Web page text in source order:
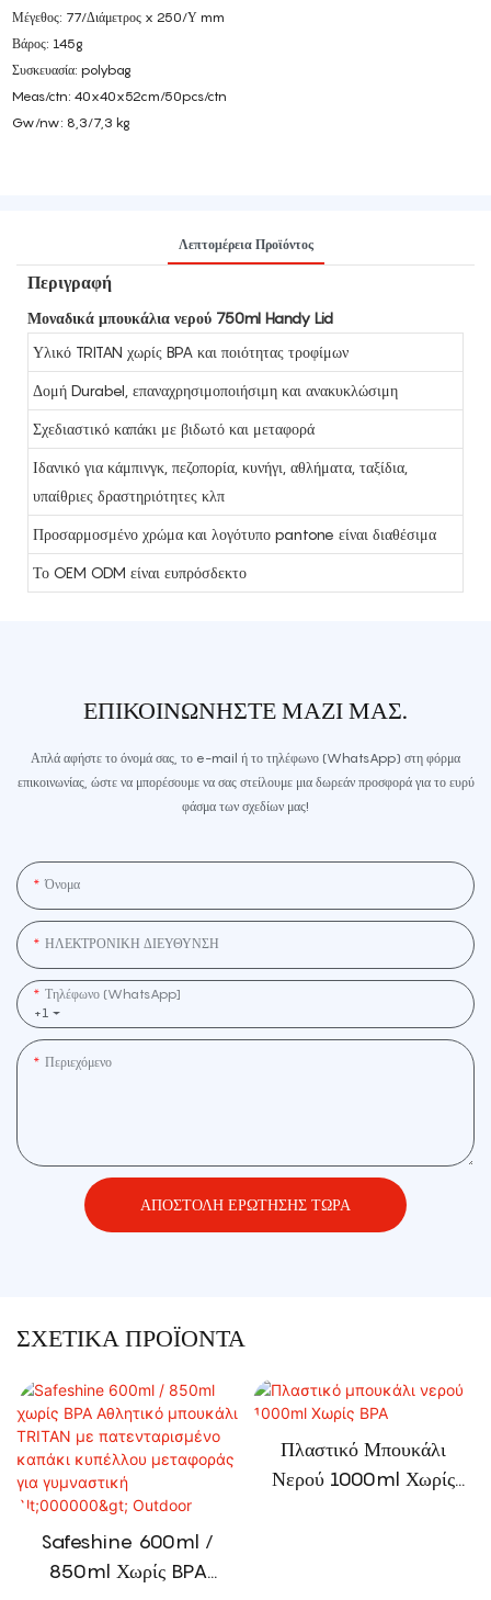
Μέγεθος: 77/Διάμετρος x 250/Υ mm
Βάρος: 145g
Συσκευασία: polybag
Meas/ctn: 40x40x52cm/50pcs/ctn
Gw/nw: 8,3/7,3 kg
Λεπτομέρεια Προϊόντος
Περιγραφή
Μοναδικά μπουκάλια νερού 750ml Handy Lid
Υλικό TRITAN χωρίς BPA και ποιότητας τροφίμων
Δομή Durabel, επαναχρησιμοποιήσιμη και ανακυκλώσιμη
Σχεδιαστικό καπάκι με βιδωτό και μεταφορά
Ιδανικό για κάμπινγκ, πεζοπορία, κυνήγι, αθλήματα, ταξίδια,
υπαίθριες δραστηριότητες κλπ
Προσαρμοσμένο χρώμα και λογότυπο pantone είναι διαθέσιμα
Το OEM ODM είναι ευπρόσδεκτο
ΕΠΙΚΟΙΝΩΝΉΣΤΕ ΜΑΖΊ ΜΑΣ.
Απλά αφήστε το όνομά σας, το e-mail ή το τηλέφωνο (WhatsApp) στη φόρμα
επικοινωνίας, ώστε να μπορέσουμε να σας στείλουμε μια δωρεάν προσφορά για το ευρύ
φάσμα των σχεδίων μας!
Όνομα
ΗΛΕΚΤΡΟΝΙΚΗ ΔΙΕΥΘΥΝΣΗ
+1
Τηλέφωνο (WhatsApp]
Περιεχόμενο
ΑΠΟΣΤΟΛΉ ΕΡΏΤΗΣΗΣ ΤΏΡΑ
ΣΧΕΤΙΚΆ ΠΡΟΪΌΝΤΑ
Safeshine 600ml /
850ml Χωρίς BPA
Πλαστικό Μπουκάλι
Νερού 1000ml Χωρίς